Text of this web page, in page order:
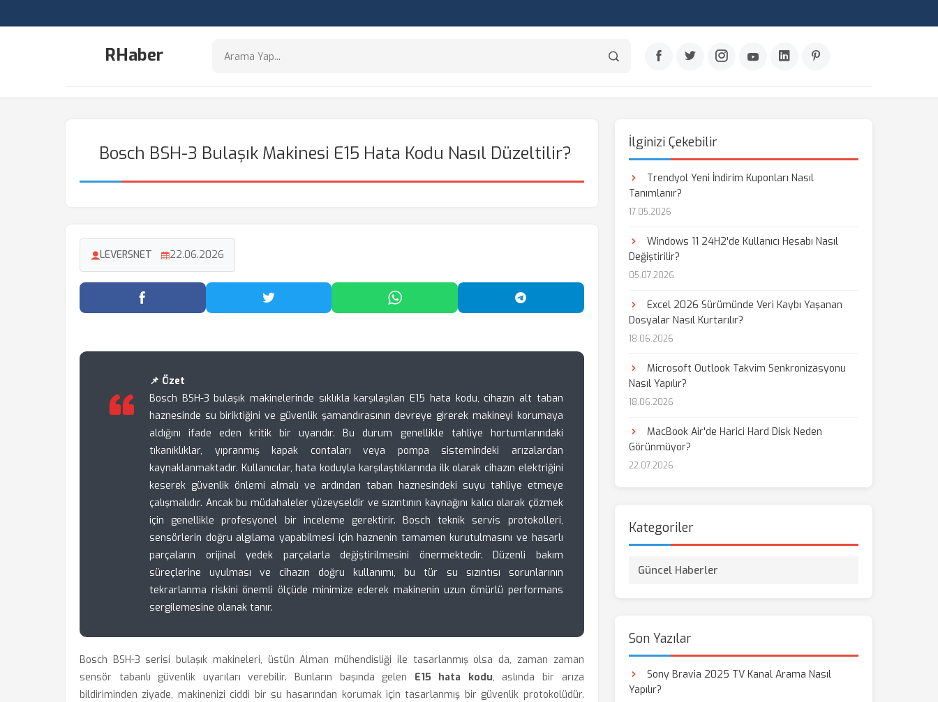
RHaber
Bosch BSH-3 Bulaşık Makinesi E15 Hata Kodu Nasıl Düzeltilir?
LEVERSNET 22.06.2026
Facebook'ta Paylaş Twitter'da Paylaş WhatsApp'ta Paylaş Telegram'da Paylaş
📌 Özet
Bosch BSH-3 bulaşık makinelerinde sıklıkla karşılaşılan E15 hata kodu, cihazın alt taban
haznesinde su biriktiğini ve güvenlik şamandırasının devreye girerek makineyi korumaya
aldığını ifade eden kritik bir uyarıdır. Bu durum genellikle tahliye hortumlarındaki
tıkanıklıklar, yıpranmış kapak contaları veya pompa sistemindeki arızalardan
kaynaklanmaktadır. Kullanıcılar, hata koduyla karşılaştıklarında ilk olarak cihazın elektriğini
keserek güvenlik önlemi almalı ve ardından taban haznesindeki suyu tahliye etmeye
çalışmalıdır. Ancak bu müdahaleler yüzeyseldir ve sızıntının kaynağını kalıcı olarak çözmek
için genellikle profesyonel bir inceleme gerektirir. Bosch teknik servis protokolleri,
sensörlerin doğru algılama yapabilmesi için haznenin tamamen kurutulmasını ve hasarlı
parçaların orijinal yedek parçalarla değiştirilmesini önermektedir. Düzenli bakım
süreçlerine uyulması ve cihazın doğru kullanımı, bu tür su sızıntısı sorunlarının
tekrarlanma riskini önemli ölçüde minimize ederek makinenin uzun ömürlü performans
sergilemesine olanak tanır.
Bosch BSH-3 serisi bulaşık makineleri, üstün Alman mühendisliği ile tasarlanmış olsa da, zaman zaman
sensör tabanlı güvenlik uyarıları verebilir. Bunların başında gelen E15 hata kodu, aslında bir arıza
bildiriminden ziyade, makinenizi ciddi bir su hasarından korumak için tasarlanmış bir güvenlik protokolüdür.
İlginizi Çekebilir
Trendyol Yeni İndirim Kuponları Nasıl
Tanımlanır?
17.05.2026
Windows 11 24H2'de Kullanıcı Hesabı Nasıl
Değiştirilir?
05.07.2026
Excel 2026 Sürümünde Veri Kaybı Yaşanan
Dosyalar Nasıl Kurtarılır?
18.06.2026
Microsoft Outlook Takvim Senkronizasyonu
Nasıl Yapılır?
18.06.2026
MacBook Air'de Harici Hard Disk Neden
Görünmüyor?
22.07.2026
Kategoriler
Güncel Haberler
Son Yazılar
Sony Bravia 2025 TV Kanal Arama Nasıl
Yapılır?